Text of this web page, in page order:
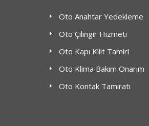
Oto Anahtar Yedekleme
Oto Çilingir Hizmeti
Oto Kapı Kilit Tamiri
Oto Klima Bakım Onarım
Oto Kontak Tamiratı